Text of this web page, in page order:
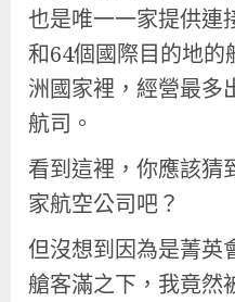
也是唯一一家提供連
和64個國際目的地的
洲國家裡，經營最多
航司。
看到這裡，你應該猜
家航空公司吧？
但沒想到因為是菁英
艙客滿之下，我竟然